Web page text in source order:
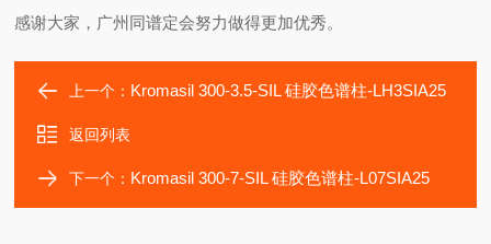
感谢大家，广州同谱定会努力做得更加优秀。
上一个： Kromasil 300-3.5-SIL 硅胶色谱柱-LH3SIA25
返回列表
下一个： Kromasil 300-7-SIL 硅胶色谱柱-L07SIA25